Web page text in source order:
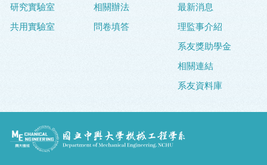
研究實驗室
共用實驗室
相關辦法
問卷填答
最新消息
理監事介紹
系友獎助學金
相關連結
系友資料庫